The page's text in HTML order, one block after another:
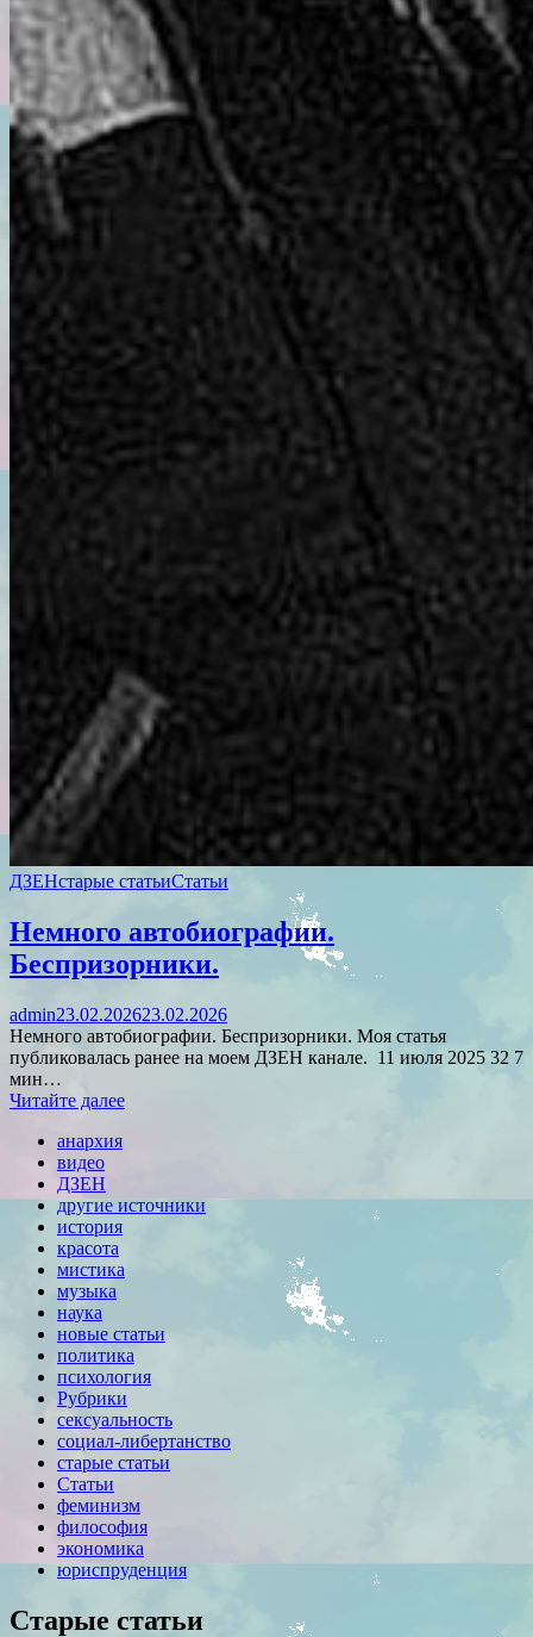
ДЗЕНстарые статьиСтатьи
Немного автобиографии.
Беспризорники.
admin23.02.202623.02.2026
Немного автобиографии. Беспризорники. Моя статья
публиковалась ранее на моем ДЗЕН канале. 11 июля 2025 32 7
мин…
Читайте далее
анархия
видео
ДЗЕН
другие источники
история
красота
мистика
музыка
наука
новые статьи
политика
психология
Рубрики
сексуальность
социал-либертанство
старые статьи
Статьи
феминизм
философия
экономика
юриспруденция
Старые статьи